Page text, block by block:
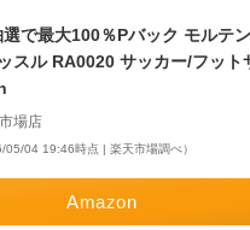
で最大100％Pバック モルテ
スル RA0020 サッカー/フット
場店
05/04 19:46時点 | 楽天市場調べ）
Amazon